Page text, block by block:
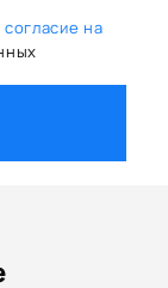
согласие на